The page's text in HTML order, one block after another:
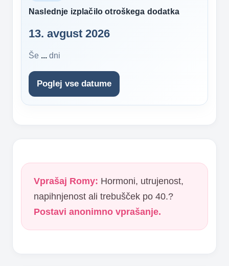
Naslednje izplačilo otroškega dodatka
13. avgust 2026
Še ... dni
Poglej vse datume
Vprašaj Romy: Hormoni, utrujenost,
napihnjenost ali trebušček po 40.?
Postavi anonimno vprašanje.